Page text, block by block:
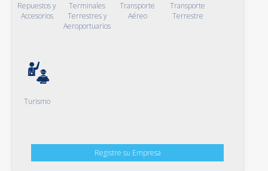
Repuestos y
Accesorios
Terminales
Terrestres y
Aeroportuarios
Transporte
Aéreo
Transporte
Terrestre
Turismo
Registre su Empresa